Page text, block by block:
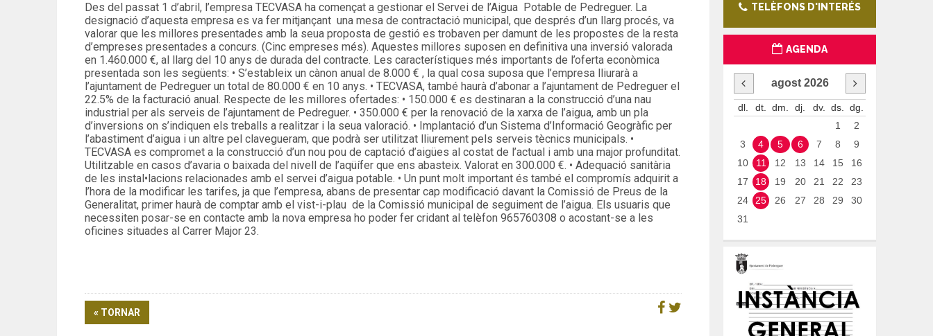
Des del passat 1 d’abril, l’empresa TECVASA ha començat a gestionar el Servei de l’Aigua Potable de Pedreguer. La
designació d’aquesta empresa es va fer mitjançant una mesa de contractació municipal, que després d’un llarg procés, va
valorar que les millores presentades amb la seua proposta de gestió es trobaven per damunt de les propostes de la resta
d’empreses presentades a concurs. (Cinc empreses més). Aquestes millores suposen en definitiva una inversió valorada
en 1.460.000 €, al llarg del 10 anys de durada del contracte. Les característiques més importants de l’oferta econòmica
presentada son les següents: • S’estableix un cànon anual de 8.000 € , la qual cosa suposa que l’empresa lliurarà a
l’ajuntament de Pedreguer un total de 80.000 € en 10 anys. • TECVASA, també haurà d’abonar a l’ajuntament de Pedreguer el
22.5% de la facturació anual. Respecte de les millores ofertades: • 150.000 € es destinaran a la construcció d’una nau
industrial per als serveis de l’ajuntament de Pedreguer. • 350.000 € per la renovació de la xarxa de l’aigua, amb un pla
d’inversions on s’indiquen els treballs a realitzar i la seua valoració. • Implantació d’un Sistema d’Informació Geogràfic per
l’abastiment d’aigua i un altre pel clavegueram, que podrà ser utilitzat lliurement pels serveis tècnics municipals. •
TECVASA es compromet a la construcció d’un nou pou de captació d’aigües al costat de l’actual i amb una major profunditat.
Utilitzable en casos d’avaria o baixada del nivell de l’aqüífer que ens abasteix. Valorat en 300.000 €. • Adequació sanitària
de les instal•lacions relacionades amb el servei d’aigua potable. • Un punt molt important és també el compromís adquirit a
l’hora de la modificar les tarifes, ja que l’empresa, abans de presentar cap modificació davant la Comissió de Preus de la
Generalitat, primer haurà de comptar amb el vist-i-plau de la Comissió municipal de seguiment de l’aigua. Els usuaris que
necessiten posar-se en contacte amb la nova empresa ho poder fer cridant al telèfon 965760308 o acostant-se a les
oficines situades al Carrer Major 23.
« TORNAR
TELÈFONS D'INTERÉS
AGENDA
agost 2026
dl. dt. dm. dj. dv. ds.
dg.
1
2
3
4 5 6 7 8
9
10
11 12 13 14 15
16
17
18 19 20 21 22
23
24
25 26 27 28 29
30
31